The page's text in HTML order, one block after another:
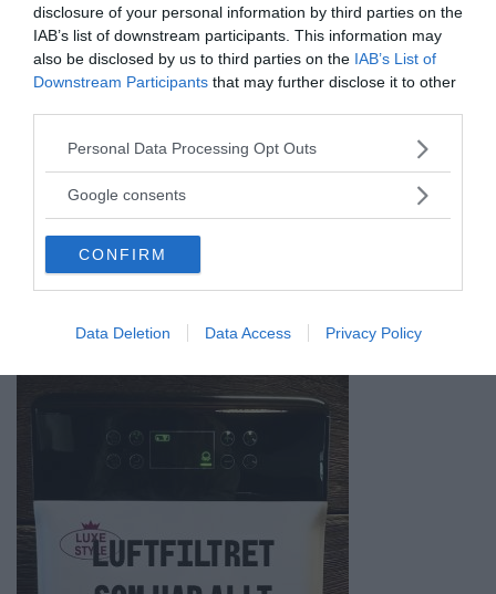
disclosure of your personal information by third parties on the
IAB’s list of downstream participants. This information may
also be disclosed by us to third parties on the IAB’s List of
Downstream Participants that may further disclose it to other
Please note that this website/app uses one or more Google
not limited to your visit or usage behaviour. You may click to
use your data for below specified purposes in below Google
consent section.
Personal Data Processing Opt Outs
Google consents
CONFIRM
Data Deletion Data Access Privacy Policy